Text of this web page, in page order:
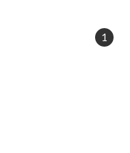
1